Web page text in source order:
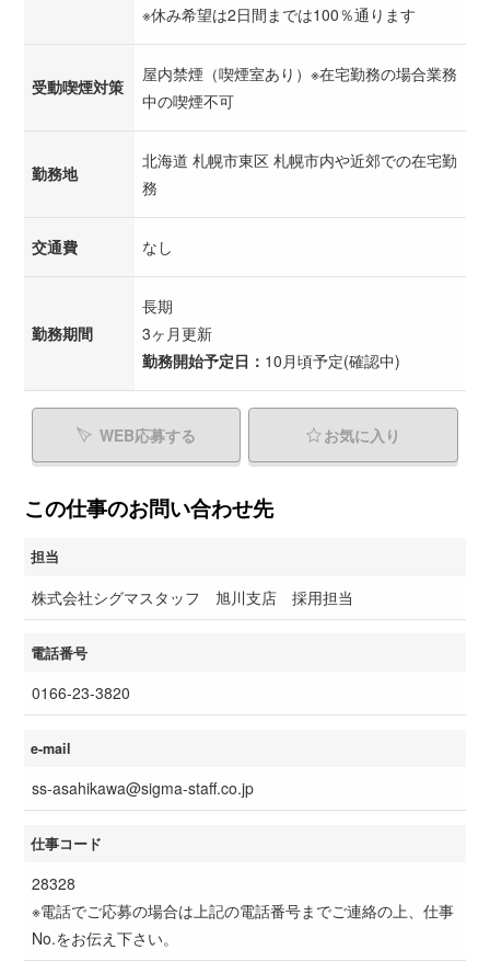
※休み希望は2日間までは100％通ります
受動喫煙対策
屋内禁煙（喫煙室あり）※在宅勤務の場合業務
中の喫煙不可
勤務地
北海道 札幌市東区 札幌市内や近郊での在宅勤
務
交通費 なし
勤務期間
長期
3ヶ月更新
勤務開始予定日： 10月頃予定(確認中)
WEB応募する お気に入り
この仕事のお問い合わせ先
担当
株式会社シグマスタッフ 旭川支店 採用担当
電話番号
0166-23-3820
e-mail
ss-asahikawa@sigma-staff.co.jp
仕事コード
28328
※電話でご応募の場合は上記の電話番号までご連絡の上、仕事
No.をお伝え下さい。